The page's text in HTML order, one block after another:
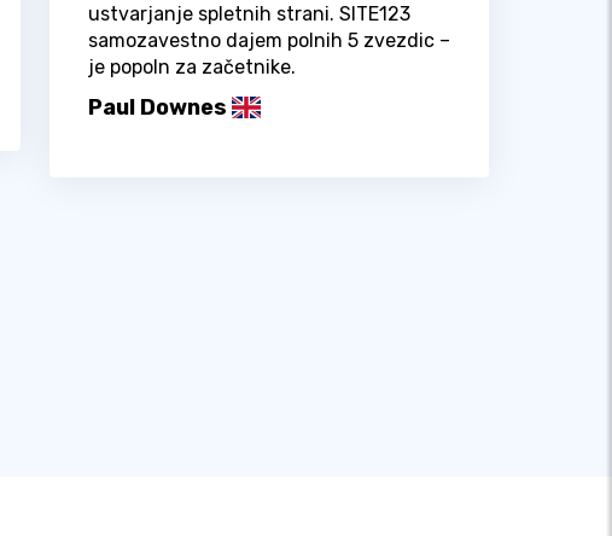
ustvarjanje spletnih strani. SITE123
samozavestno dajem polnih 5 zvezdic –
je popoln za začetnike.
Paul Downes